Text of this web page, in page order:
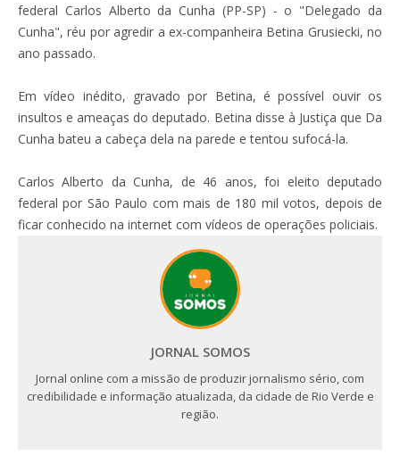
federal Carlos Alberto da Cunha (PP-SP) - o "Delegado da
Cunha", réu por agredir a ex-companheira Betina Grusiecki, no
ano passado.
Em vídeo inédito, gravado por Betina, é possível ouvir os
insultos e ameaças do deputado. Betina disse à Justiça que Da
Cunha bateu a cabeça dela na parede e tentou sufocá-la.
Carlos Alberto da Cunha, de 46 anos, foi eleito deputado
federal por São Paulo com mais de 180 mil votos, depois de
ficar conhecido na internet com vídeos de operações policiais.
JORNAL SOMOS
Jornal online com a missão de produzir jornalismo sério, com
credibilidade e informação atualizada, da cidade de Rio Verde e
região.